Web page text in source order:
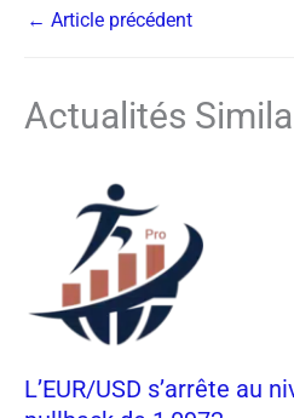
← Article précédent
Actualités
L’EUR/USD s’arrête au